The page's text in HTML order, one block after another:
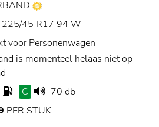
225/45 R17 94 W
voor Personenwagen
is momenteel helaas niet op
C
70 db
PER STUK